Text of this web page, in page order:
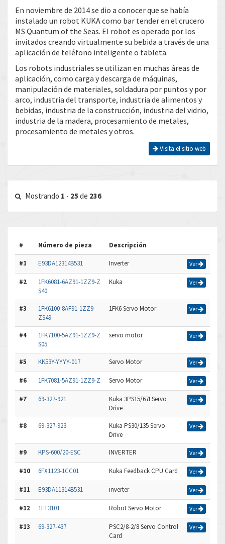
En noviembre de 2014 se dio a conocer que se había
instalado un robot KUKA como bar tender en el crucero
MS Quantum of the Seas. El robot es operado por los
invitados creando virtualmente su bebida a través de una
aplicación de teléfono inteligente o tableta.
Los robots industriales se utilizan en muchas áreas de
aplicación, como carga y descarga de máquinas,
manipulación de materiales, soldadura por puntos y por
arco, industria del transporte, industria de alimentos y
bebidas, industria de la construcción, industria del vidrio,
industria de la madera, procesamiento de metales,
procesamiento de metales y otros.
Visita el sitio web
Mostrando 1 - 25 de 236
# Número de pieza Descripción
#1 E93DA12314B531 Inverter Ver
#2
1FK6081-6AZ91-1ZZ9-Z
S40
Kuka Ver
#3
1FK6100-8AF91-1ZZ9-
ZS49
1FK6 Servo Motor Ver
#4
1FK7100-5AZ91-1ZZ9-Z
S05
servo motor Ver
#5 KK53Y-YYYY-017 Servo Motor Ver
#6 1FK7081-5AZ91-1ZZ9-Z Servo Motor Ver
#7 69-327-921
Kuka 3PS15/67I Servo
Drive
Ver
#8 69-327-923
Kuka PS30/135 Servo
Drive
Ver
#9 KPS-600/20-ESC INVERTER Ver
#10 6FX1123-1CC01 Kuka Feedback CPU Card Ver
#11 E93DA11314B531 inverter Ver
#12 1FT3101 Robot Servo Motor Ver
#13 69-327-437
PSC2/8-2/8 Servo Control
Card
Ver